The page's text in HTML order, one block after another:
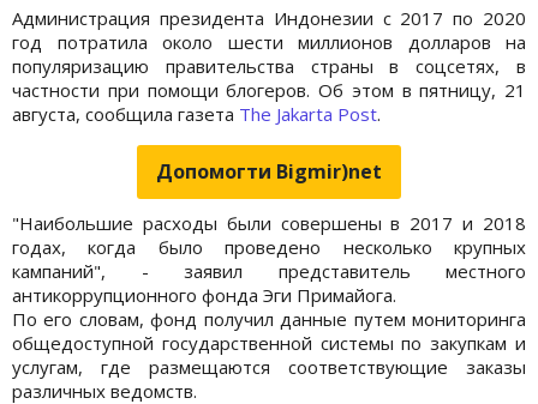
Администрация президента Индонезии с 2017 по 2020
год потратила около шести миллионов долларов на
популяризацию правительства страны в соцсетях, в
частности при помощи блогеров. Об этом в пятницу, 21
августа, сообщила газета The Jakarta Post.
Допомогти Bigmir)net
"Наибольшие расходы были совершены в 2017 и 2018
годах, когда было проведено несколько крупных
кампаний", - заявил представитель местного
антикоррупционного фонда Эги Примайога.
По его словам, фонд получил данные путем мониторинга
общедоступной государственной системы по закупкам и
услугам, где размещаются соответствующие заказы
различных ведомств.